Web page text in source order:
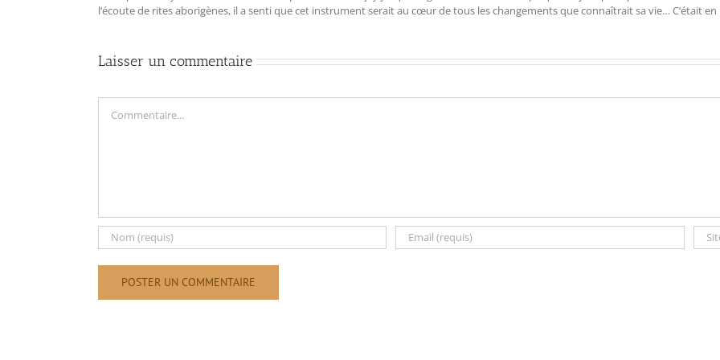
l‘écoute de rites aborigènes, il a senti que cet instrument serait au cœur de tous les changements que connaîtrait sa vie… C‘était en
Laisser un commentaire